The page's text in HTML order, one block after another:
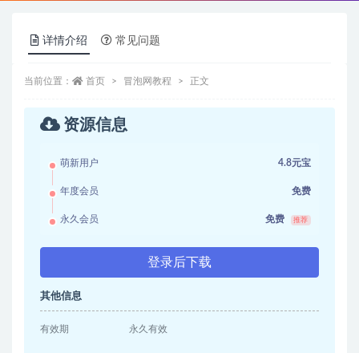
详情介绍 常见问题
当前位置： 首页 冒泡网教程 正文
资源信息
萌新用户 4.8元宝
年度会员 免费
永久会员 免费 推荐
登录后下载
其他信息
有效期 永久有效